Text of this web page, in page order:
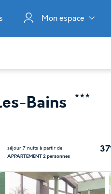
Mon espace
séjour 7 nuits à partir de
APPARTEMENT 2 personnes
Bains ★★★